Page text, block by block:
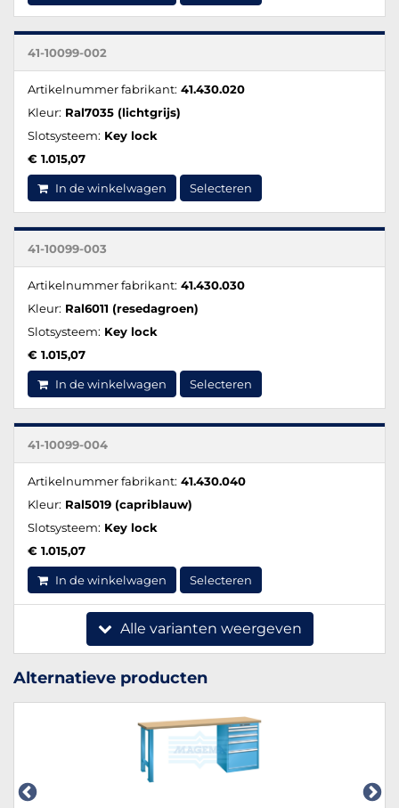
41-10099-002
Artikelnummer fabrikant: 41.430.020
Kleur: Ral7035 (lichtgrijs)
Slotsysteem: Key lock
€ 1.015,07
In de winkelwagen Selecteren
41-10099-003
Artikelnummer fabrikant: 41.430.030
Kleur: Ral6011 (resedagroen)
Slotsysteem: Key lock
€ 1.015,07
In de winkelwagen Selecteren
41-10099-004
Artikelnummer fabrikant: 41.430.040
Kleur: Ral5019 (capriblauw)
Slotsysteem: Key lock
€ 1.015,07
In de winkelwagen Selecteren
Alle varianten weergeven
Alternatieve producten